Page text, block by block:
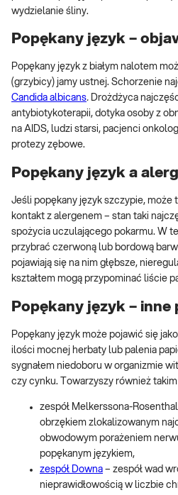
wydzielanie śliny.
Popękany język –
Popękany język z białym nalotem
(grzybicy) jamy ustnej. Schorzenie
Candida albicans. Drożdżyca
antybiotykoterapii, dotyka osoby z
na AIDS, ludzi starsi, pacjenci
protezy zębowe.
Popękany język a
Jeśli popękany język szczypie, może
kontakt z alergenem – stan taki
spożycia uczulającego pokarmu. W
przybrać czerwoną lub bordową
pojawiają się na nim głębsze,
kształtem mogą przypominać liście
Popękany język –
Popękany język może pojawić się
ilości mocnej herbaty lub palenia
sygnałem niedoboru w organizmie
czy cynku. Towarzyszy również
zespół Melkerssona-
obrzękiem zlokalizowanym
obwodowym porażeniem
popękanym językiem,
zespół Downa – zespół wad
nieprawidłowością w liczbie